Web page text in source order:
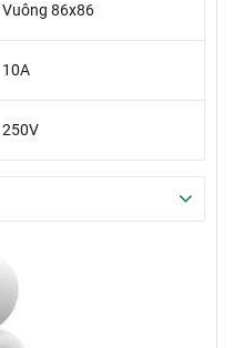
Vuông 86x86
10A
250V